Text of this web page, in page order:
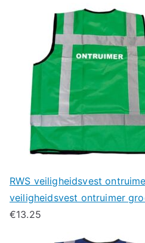
RWS veiligheidsvest
veiligheidsvest ontruimer
€13.25